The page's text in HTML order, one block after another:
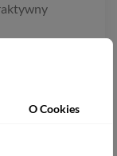
O Cookies